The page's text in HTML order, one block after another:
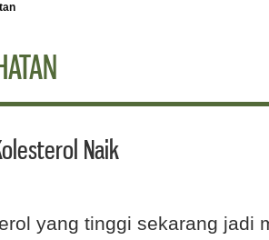
Naik
yang tinggi sekarang jadi